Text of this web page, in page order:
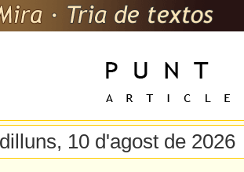
10 d'agost de 2026